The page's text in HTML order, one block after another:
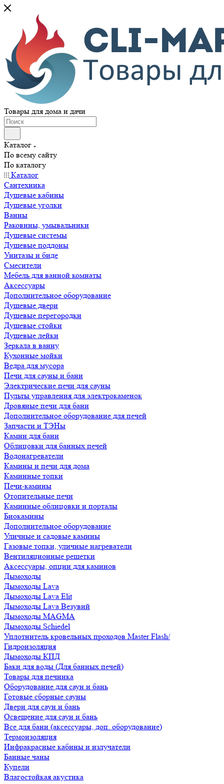
Товары для дома и дачи
Каталог
По всему сайту
По каталогу
Каталог
Сантехника
Душевые кабины
Душевые уголки
Ванны
Раковины, умывальники
Душевые системы
Душевые поддоны
Унитазы и биде
Смесители
Мебель для ванной комнаты
Аксессуары
Дополнительное оборудование
Душевые двери
Душевые перегородки
Душевые стойки
Душевые лейки
Зеркала в ванну
Кухонные мойки
Ведра для мусора
Печи для сауны и бани
Электрические печи для сауны
Пульты управления для электрокаменок
Дровяные печи для бани
Дополнительное оборудование для печей
Запчасти и ТЭНы
Камни для бани
Облицовки для банных печей
Водонагреватели
Камины и печи для дома
Каминные топки
Печи-камины
Отопительные печи
Каминные облицовки и порталы
Биокамины
Дополнительное оборудование
Уличные и садовые камины
Газовые топки, уличные нагреватели
Вентиляционные решетки
Аксессуары, опции для каминов
Дымоходы
Дымоходы Lava
Дымоходы Lava Elit
Дымоходы Lava Везувий
Дымоходы MAGMA
Дымоходы Schiedel
Уплотнитель кровельных проходов Master Flash/
Гидроизоляция
Дымоходы КПД
Баки для воды (Для банных печей)
Товары для печника
Оборудование для саун и бань
Готовые сборные сауны
Двери для саун и бань
Освещение для саун и бань
Все для бани (аксессуары, доп. оборудование)
Термоизоляция
Инфракрасные кабины и излучатели
Банные чаны
Купели
Влагостойкая акустика